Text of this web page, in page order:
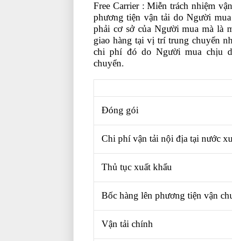
Free Carrier : Miễn trách nhiệm
phương tiện vận tải do Người
phải cơ sở của Người mua mà là
giao hàng tại vị trí trung chuyển
chi phí đó do Người mua chịu
chuyển.
Đóng gói
Chi phí vận tải nội địa tại nước
Thủ tục xuất khẩu
Bốc hàng lên phương tiện vận
Vận tải chính